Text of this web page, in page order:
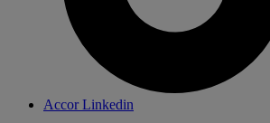
Accor Linkedin